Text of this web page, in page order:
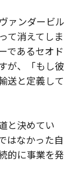
ァンダービル
て消えてしま
であるセオド
が、「もし彼
送と定義して
と決めてい
はなかった自
的に事業を発